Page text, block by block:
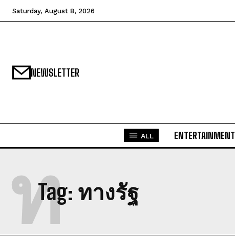
Saturday, August 8, 2026
NEWSLETTER
ALL ENTERTAINMENT
Tag: ทางรัฐ
ท